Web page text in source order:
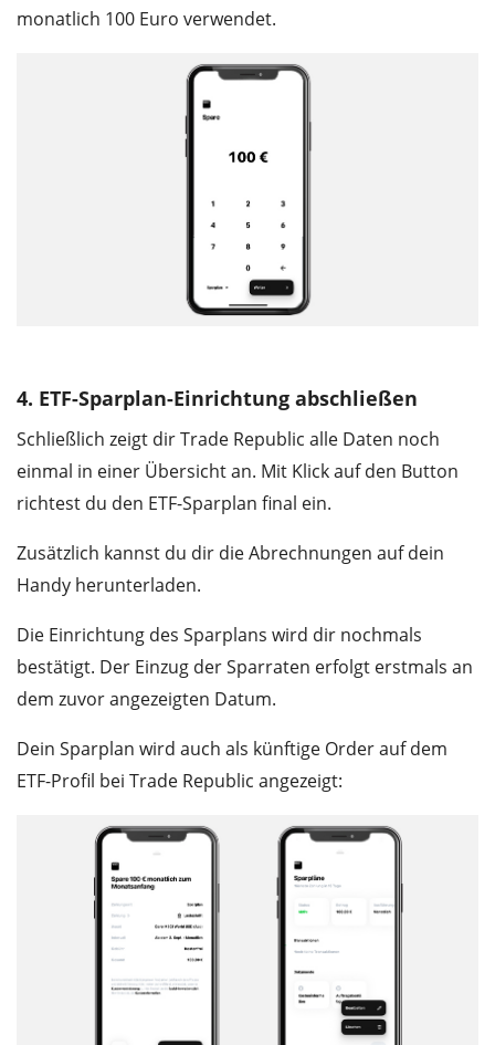
monatlich 100 Euro verwendet.
4. ETF-Sparplan-Einrichtung abschließen
Schließlich zeigt dir Trade Republic alle Daten noch
einmal in einer Übersicht an. Mit Klick auf den Button
richtest du den ETF-Sparplan final ein.
Zusätzlich kannst du dir die Abrechnungen auf dein
Handy herunterladen.
Die Einrichtung des Sparplans wird dir nochmals
bestätigt. Der Einzug der Sparraten erfolgt erstmals an
dem zuvor angezeigten Datum.
Dein Sparplan wird auch als künftige Order auf dem
ETF-Profil bei Trade Republic angezeigt: